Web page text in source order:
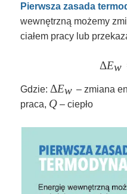
Pierwsza zasada
wewnętrzną możemy
ciałem pracy lub
ΔEw
Gdzie: \Delta
E_w
ΔEw – zmiana
praca, Q
Q – ciepło